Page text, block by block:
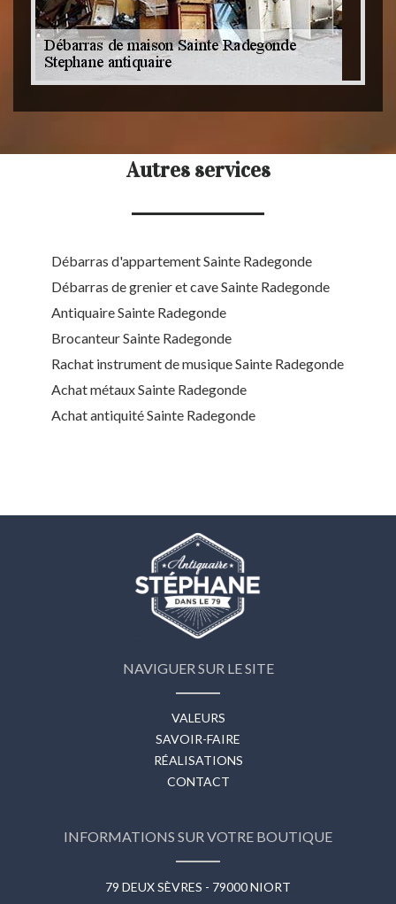
Autres services
Débarras d'appartement Sainte Radegonde
Débarras de grenier et cave Sainte Radegonde
Antiquaire Sainte Radegonde
Brocanteur Sainte Radegonde
Rachat instrument de musique Sainte Radegonde
Achat métaux Sainte Radegonde
Achat antiquité Sainte Radegonde
NAVIGUER SUR LE SITE
VALEURS
SAVOIR-FAIRE
RÉALISATIONS
CONTACT
INFORMATIONS SUR VOTRE BOUTIQUE
79 DEUX SÈVRES - 79000 NIORT